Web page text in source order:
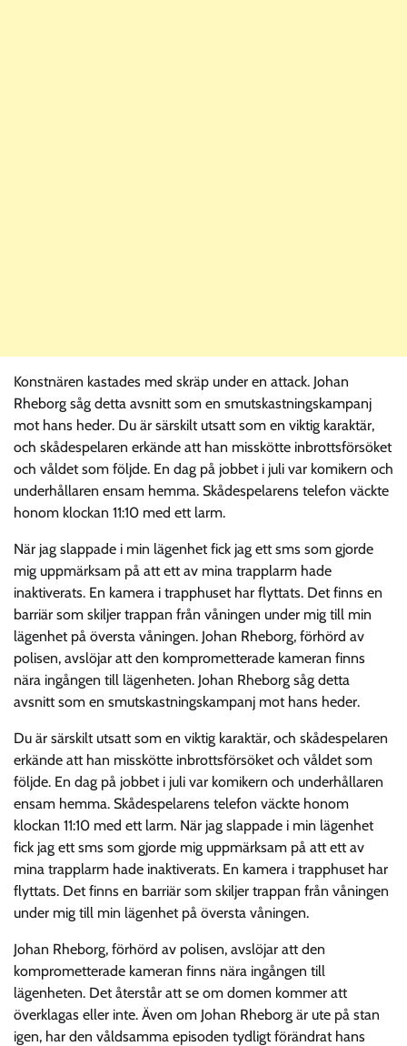
Konstnären kastades med skräp under en attack. Johan
Rheborg såg detta avsnitt som en smutskastningskampanj
mot hans heder. Du är särskilt utsatt som en viktig karaktär,
och skådespelaren erkände att han misskötte inbrottsförsöket
och våldet som följde. En dag på jobbet i juli var komikern och
underhållaren ensam hemma. Skådespelarens telefon väckte
honom klockan 11:10 med ett larm.
När jag slappade i min lägenhet fick jag ett sms som gjorde
mig uppmärksam på att ett av mina trapplarm hade
inaktiverats. En kamera i trapphuset har flyttats. Det finns en
barriär som skiljer trappan från våningen under mig till min
lägenhet på översta våningen. Johan Rheborg, förhörd av
polisen, avslöjar att den komprometterade kameran finns
nära ingången till lägenheten. Johan Rheborg såg detta
avsnitt som en smutskastningskampanj mot hans heder.
Du är särskilt utsatt som en viktig karaktär, och skådespelaren
erkände att han misskötte inbrottsförsöket och våldet som
följde. En dag på jobbet i juli var komikern och underhållaren
ensam hemma. Skådespelarens telefon väckte honom
klockan 11:10 med ett larm. När jag slappade i min lägenhet
fick jag ett sms som gjorde mig uppmärksam på att ett av
mina trapplarm hade inaktiverats. En kamera i trapphuset har
flyttats. Det finns en barriär som skiljer trappan från våningen
under mig till min lägenhet på översta våningen.
Johan Rheborg, förhörd av polisen, avslöjar att den
komprometterade kameran finns nära ingången till
lägenheten. Det återstår att se om domen kommer att
överklagas eller inte. Även om Johan Rheborg är ute på stan
igen, har den våldsamma episoden tydligt förändrat hans